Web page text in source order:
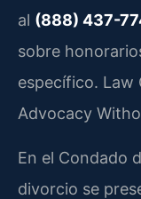
al (888) 437-
sobre
específico. Law
Advocacy
En el Condado
divorcio se